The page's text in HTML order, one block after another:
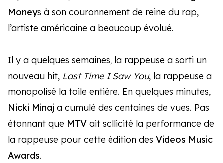
Moneys à son couronnement de reine du rap,
l’artiste américaine a beaucoup évolué.
Il y a quelques semaines, la rappeuse a sorti un
nouveau hit, Last Time I Saw You, la rappeuse a
monopolisé la toile entière. En quelques minutes,
Nicki Minaj a cumulé des centaines de vues. Pas
étonnant que MTV ait sollicité la performance de
la rappeuse pour cette édition des Videos Music
Awards.